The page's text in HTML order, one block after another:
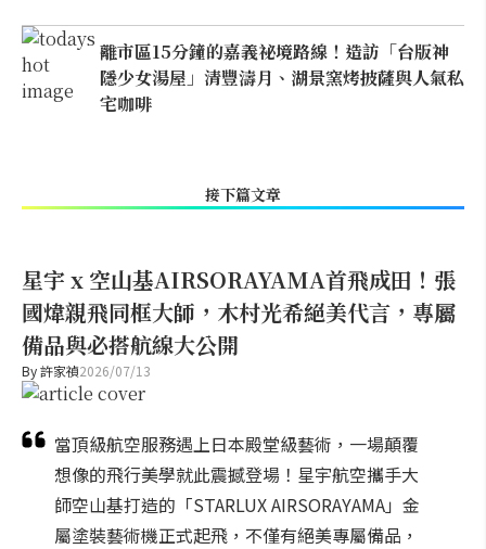
離市區15分鐘的嘉義祕境路線！造訪「台版神
隱少女湯屋」清豐濤月、湖景窯烤披薩與人氣私
宅咖啡
接下篇文章
星宇 x 空山基AIRSORAYAMA首飛成田！張
國煒親飛同框大師，木村光希絕美代言，專屬
備品與必搭航線大公開
By許家禎2026/07/13
當頂級航空服務遇上日本殿堂級藝術，一場顛覆
想像的飛行美學就此震撼登場！星宇航空攜手大
師空山基打造的「STARLUX AIRSORAYAMA」金
屬塗裝藝術機正式起飛，不僅有絕美專屬備品，